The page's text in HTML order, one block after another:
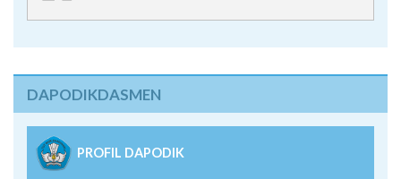
DAPODIKDASMEN
PROFIL DAPODIK